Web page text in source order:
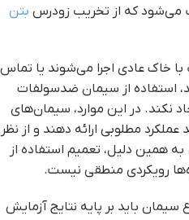
می‌شود که از تخریب زودرس بتن
خاک عادی اجرا می‌شوند یا تماس
استفاده از سیمان ضدسولفات
نکند. در این موارد، سیمان‌های
مطلوبی ارائه دهند و از نظر
همین دلیل، تعمیم استفاده از
رویکردی منطقی نیست.
باید بر پایه نتایج آزمایش